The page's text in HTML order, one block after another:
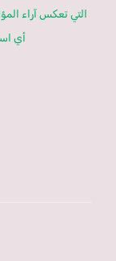
التي تعكس آراء
أي